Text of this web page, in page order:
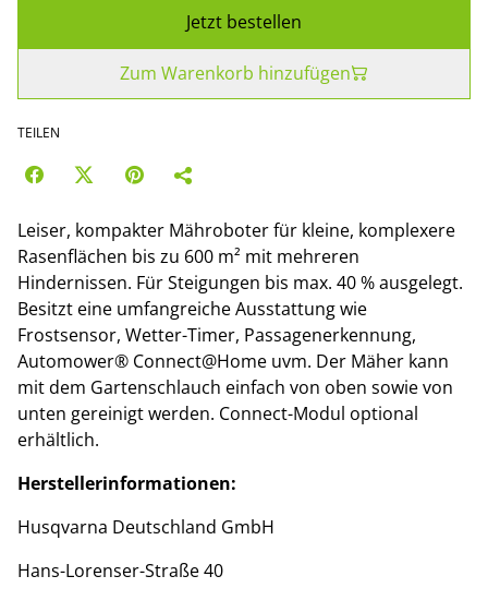
Jetzt bestellen
Zum Warenkorb hinzufügen
TEILEN
Leiser, kompakter Mähroboter für kleine, komplexere
Rasenflächen bis zu 600 m² mit mehreren
Hindernissen. Für Steigungen bis max. 40 % ausgelegt.
Besitzt eine umfangreiche Ausstattung wie
Frostsensor, Wetter-Timer, Passagenerkennung,
Automower® Connect@Home uvm. Der Mäher kann
mit dem Gartenschlauch einfach von oben sowie von
unten gereinigt werden. Connect-Modul optional
erhältlich.
Herstellerinformationen:
Husqvarna Deutschland GmbH
Hans-Lorenser-Straße 40